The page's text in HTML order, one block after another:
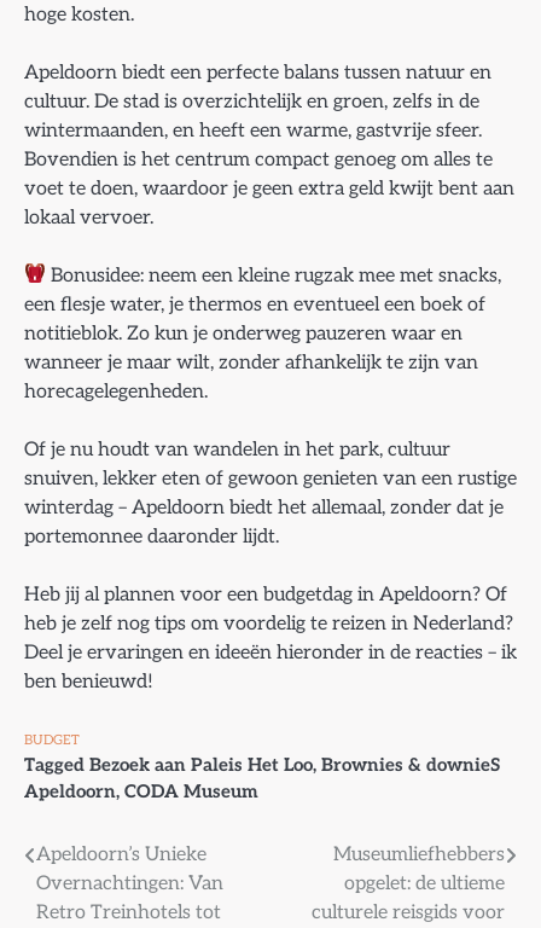
hoge kosten.
Apeldoorn biedt een perfecte balans tussen natuur en
cultuur. De stad is overzichtelijk en groen, zelfs in de
wintermaanden, en heeft een warme, gastvrije sfeer.
Bovendien is het centrum compact genoeg om alles te
voet te doen, waardoor je geen extra geld kwijt bent aan
lokaal vervoer.
Bonusidee: neem een kleine rugzak mee met snacks,
een flesje water, je thermos en eventueel een boek of
notitieblok. Zo kun je onderweg pauzeren waar en
wanneer je maar wilt, zonder afhankelijk te zijn van
horecagelegenheden.
Of je nu houdt van wandelen in het park, cultuur
snuiven, lekker eten of gewoon genieten van een rustige
winterdag – Apeldoorn biedt het allemaal, zonder dat je
portemonnee daaronder lijdt.
Heb jij al plannen voor een budgetdag in Apeldoorn? Of
heb je zelf nog tips om voordelig te reizen in Nederland?
Deel je ervaringen en ideeën hieronder in de reacties – ik
ben benieuwd!
BUDGET
Tagged Bezoek aan Paleis Het Loo, Brownies & downieS
Apeldoorn, CODA Museum
Bericht
navigatie
Apeldoorn’s Unieke
Overnachtingen: Van
Retro Treinhotels tot
Museumliefhebbers
opgelet: de ultieme
culturele reisgids voor